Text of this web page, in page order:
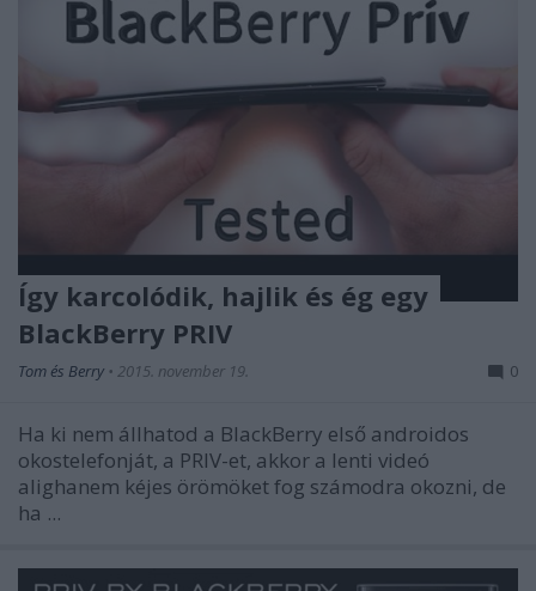
Így karcolódik, hajlik és ég egy
BlackBerry PRIV
Tom és Berry • 2015. november 19. 0
Ha ki nem állhatod a BlackBerry első androidos
okostelefonját, a PRIV-et, akkor a lenti videó
alighanem kéjes örömöket fog számodra okozni, de
ha ...